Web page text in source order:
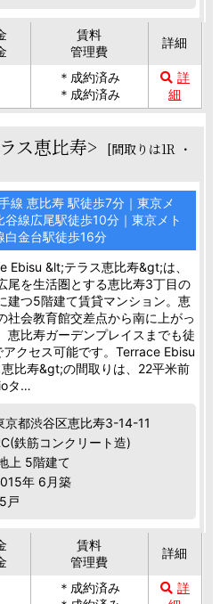
賃料
管理費
詳細
＊成約済み
＊成約済み
詳
細
ス恵比寿>
[間取りは1R ・
線 恵比寿 駅徒歩7分｜東京メ
谷線広尾駅徒歩10分｜東京メト
白金台駅徒歩16分
Ebisu &lt;テラス恵比寿&gt;は、
尾を生活圏とする恵比寿3丁目の
建つ5階建て賃貸マンション。恵
社会教育館交差点から南に上がっ
恵比寿ガーデンプレイスまでも徒
クセス可能です。Terrace Ebisu
比寿&gt;の間取りは、22平米前
タ…
京都渋谷区恵比寿3-14-11
鉄筋コンクリート造)
上 5階建て
年 6月築
戸
賃料
管理費
詳細
＊成約済み
詳